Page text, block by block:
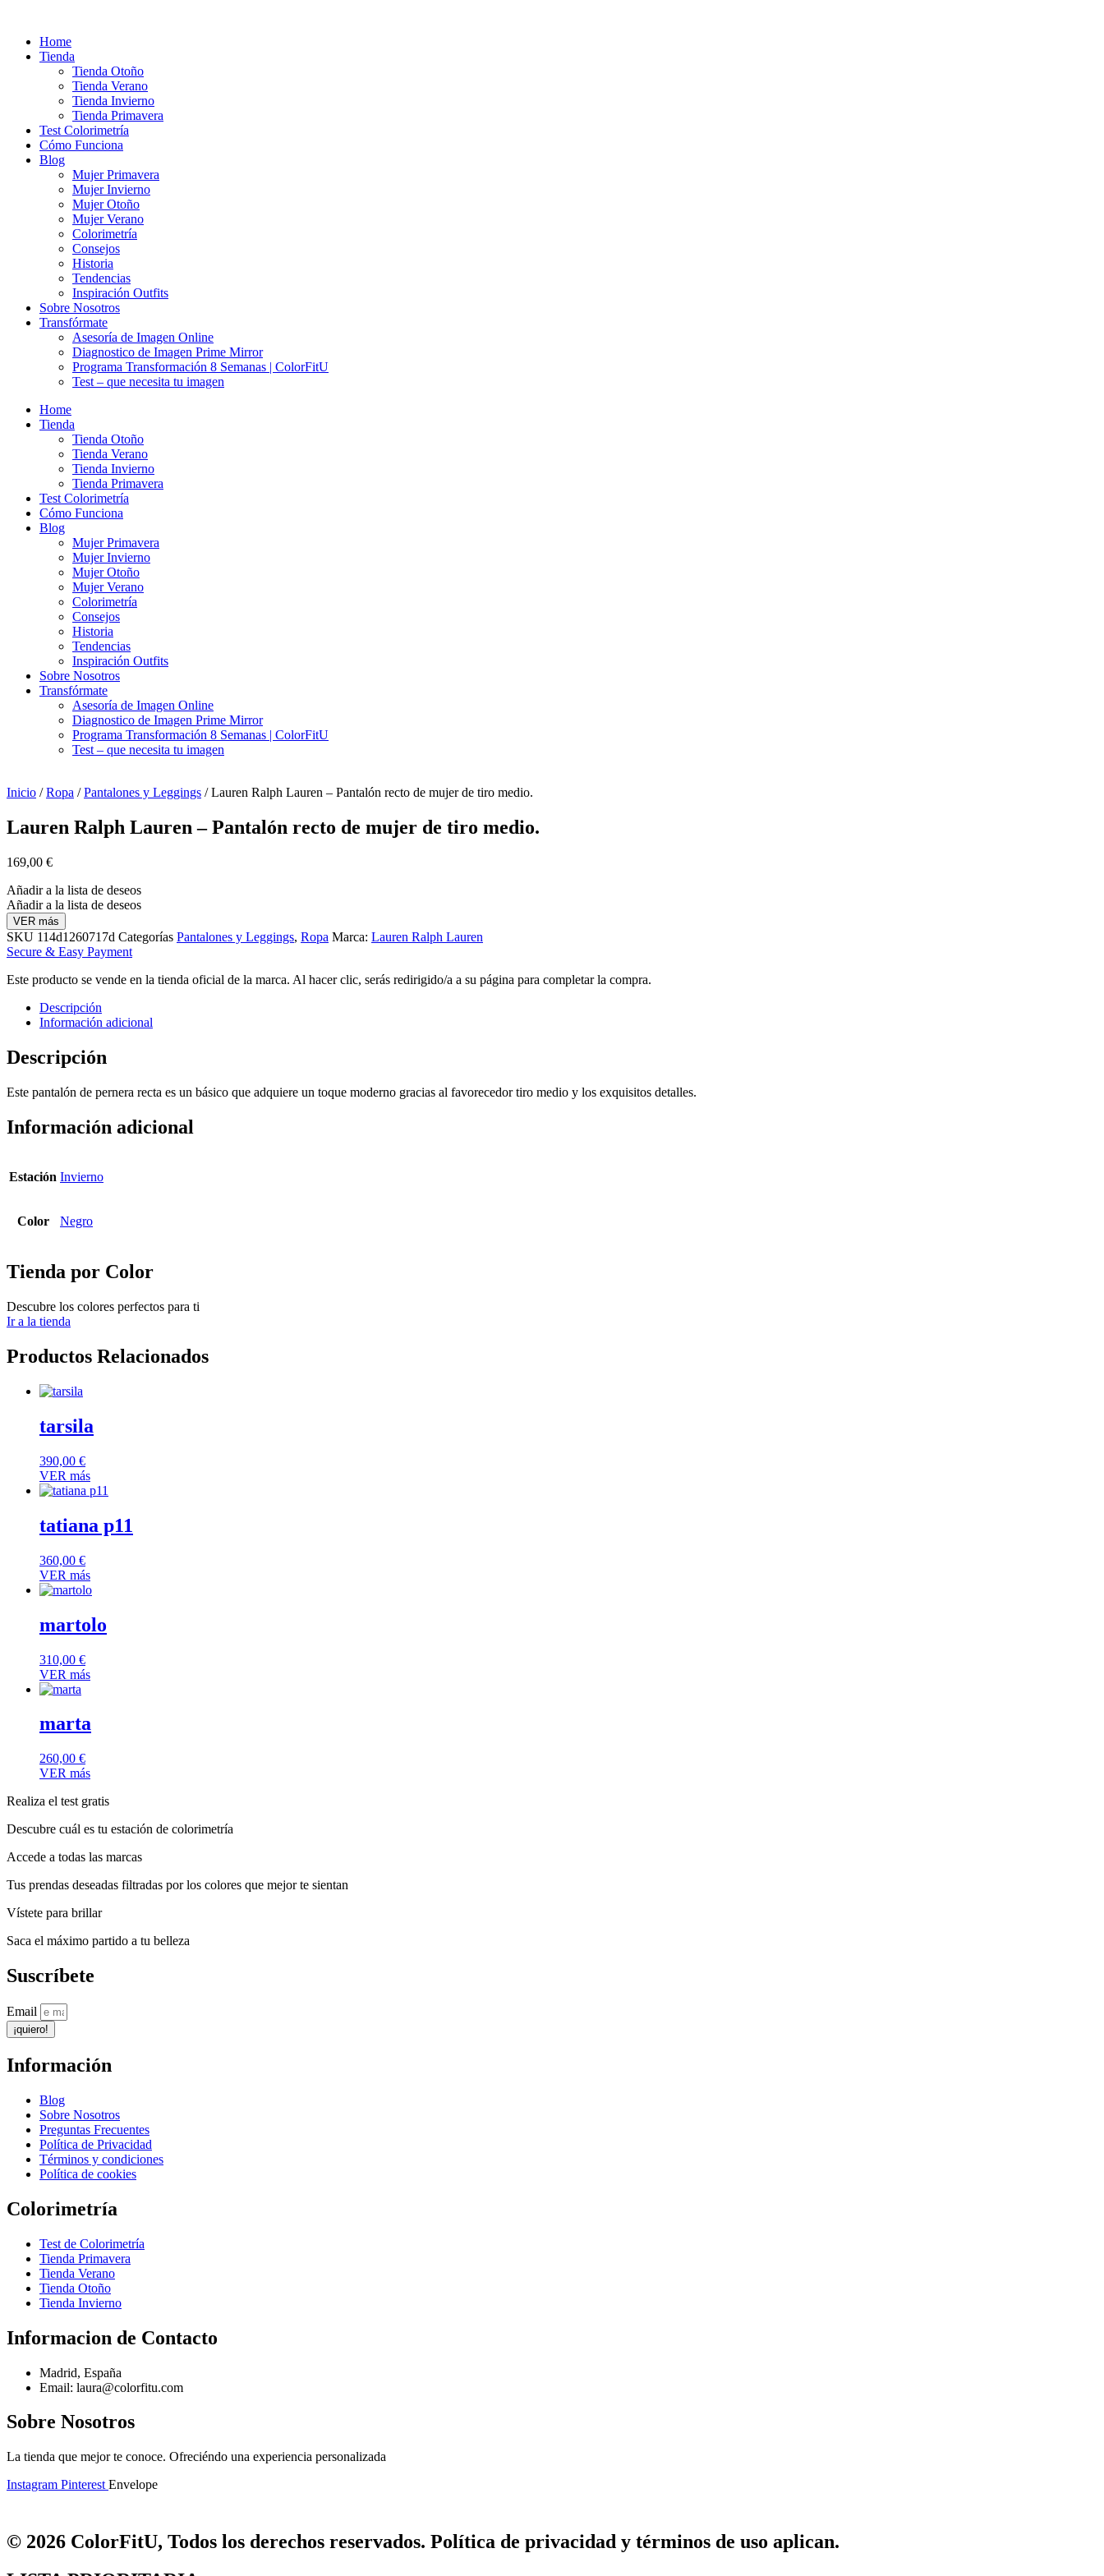
contenidoHome
Tienda
Tienda Otoño
Tienda Verano
Tienda Invierno
Tienda Primavera
Test Colorimetría
Cómo Funciona
Blog
Mujer Primavera
Mujer Invierno
Mujer Otoño
Mujer Verano
Colorimetría
Consejos
Historia
Tendencias
Inspiración Outfits
Sobre Nosotros
Transfórmate
Asesoría de Imagen Online
Diagnostico de Imagen Prime Mirror
Programa Transformación 8 Semanas | ColorFitU
Test – que necesita tu imagen
Home
Tienda
Tienda Otoño
Tienda Verano
Tienda Invierno
Tienda Primavera
Test Colorimetría
Cómo Funciona
Blog
Mujer Primavera
Mujer Invierno
Mujer Otoño
Mujer Verano
Colorimetría
Consejos
Historia
Tendencias
Inspiración Outfits
Sobre Nosotros
Transfórmate
Asesoría de Imagen Online
Diagnostico de Imagen Prime Mirror
Programa Transformación 8 Semanas | ColorFitU
Test – que necesita tu imagen
Inicio /Ropa /Pantalones y Leggings / Lauren Ralph Lauren – Pantalón recto de mujer de tiro medio.
Lauren Ralph Lauren – Pantalón recto de mujer de tiro medio.
169,00 €
Añadir a la lista de deseos
Añadir a la lista de deseos
VER más
SKU 114d1260717d Categorías Pantalones y Leggings, Ropa Marca: Lauren Ralph Lauren
Secure & Easy Payment
Este producto se vende en la tienda oficial de la marca. Al hacer clic, serás redirigido/a a su página para completar la compra.
Descripción
Información adicional
Descripción
Este pantalón de pernera recta es un básico que adquiere un toque moderno gracias al favorecedor tiro medio y los exquisitos detalles.
Información adicional
Estación Invierno
Color Negro
Tienda por Color
Descubre los colores perfectos para ti
Ir a la tienda
Productos Relacionados
tarsila
390,00 €
VER más
tatiana p11
360,00 €
VER más
martolo
310,00 €
VER más
marta
260,00 €
VER más
Realiza el test gratis
Descubre cuál es tu estación de colorimetría
Accede a todas las marcas
Tus prendas deseadas filtradas por los colores que mejor te sientan
Vístete para brillar
Saca el máximo partido a tu belleza
Suscríbete
Email
¡quiero!
Información
Blog
Sobre Nosotros
Preguntas Frecuentes
Política de Privacidad
Términos y condiciones
Política de cookies
Colorimetría
Test de Colorimetría
Tienda Primavera
Tienda Verano
Tienda Otoño
Tienda Invierno
Informacion de Contacto
Madrid, España
Email: laura@colorfitu.com
Sobre Nosotros
La tienda que mejor te conoce. Ofreciéndo una experiencia personalizada
Instagram Pinterest Envelope
© 2026 ColorFitU, Todos los derechos reservados. Política de privacidad y términos de uso aplican.